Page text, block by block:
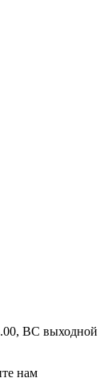
ВС выходной
нам